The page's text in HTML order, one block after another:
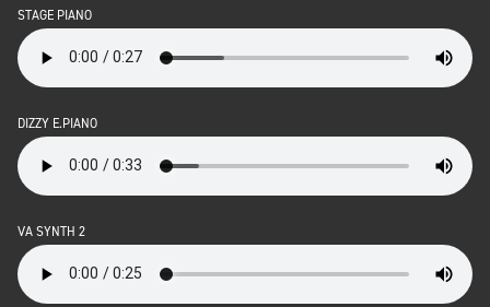
STAGE PIANO
DIZZY E.PIANO
VA SYNTH 2